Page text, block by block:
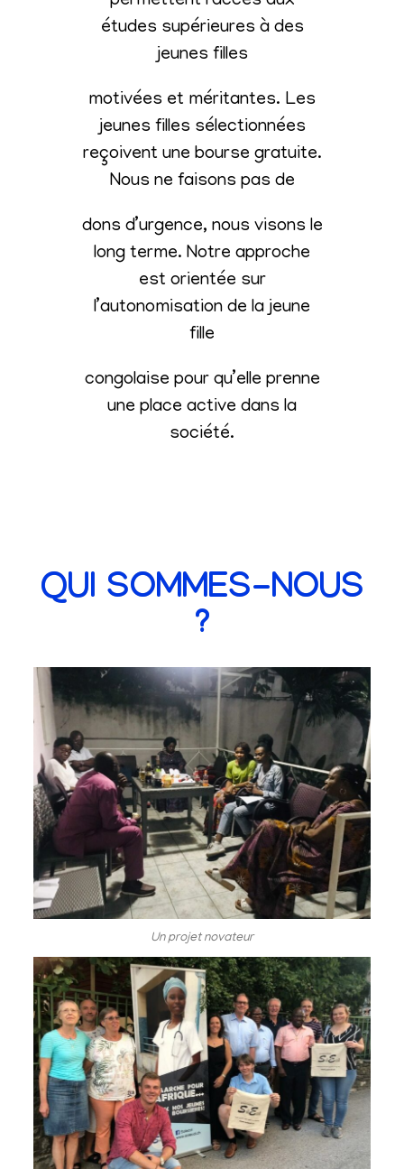
études supérieures à des
jeunes filles
motivées et méritantes. Les
jeunes filles sélectionnées
reçoivent une bourse gratuite.
Nous ne faisons pas de
dons d’urgence, nous visons le
long terme. Notre approche
est orientée sur
l’autonomisation de la jeune
fille
congolaise pour qu’elle prenne
une place active dans la
société.
QUI SOMMES-NOUS
?
Un projet novateur